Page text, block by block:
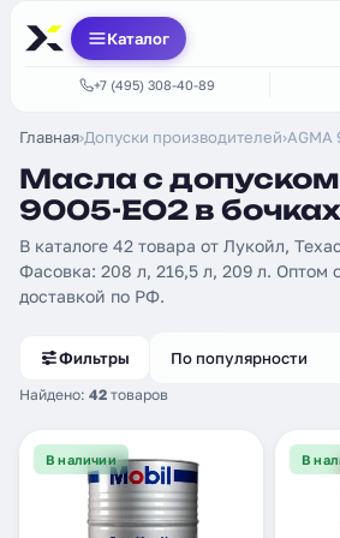
Каталог
+7 (495) 308-40-89
Главная›Допуски производителей›AGMA
Масла с допуском
9005-EO2 в бочках
В каталоге 42 товара от Лукойл,
Фасовка: 208 л, 216,5 л, 209 л. Оптом
доставкой по РФ.
Фильтры
Найдено: 42 товаров
По популярности
В наличии В